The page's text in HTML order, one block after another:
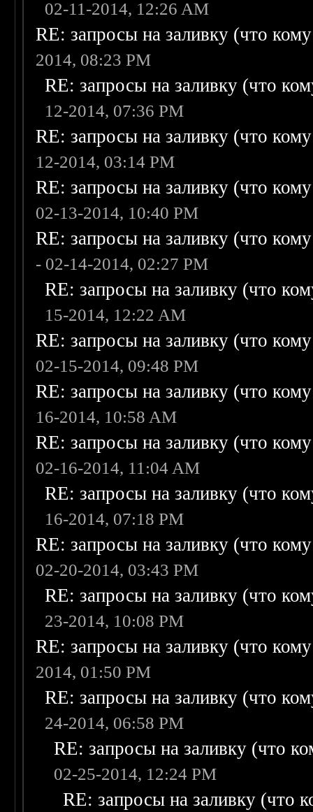
02-11-2014, 12:26 AM
RE: запросы на заливку (что
2014, 08:23 PM
RE: запросы на заливку (что
12-2014, 07:36 PM
RE: запросы на заливку (что
12-2014, 03:14 PM
RE: запросы на заливку (что
02-13-2014, 10:40 PM
RE: запросы на заливку (что
- 02-14-2014, 02:27 PM
RE: запросы на заливку (что
15-2014, 12:22 AM
RE: запросы на заливку (что
02-15-2014, 09:48 PM
RE: запросы на заливку (что
16-2014, 10:58 AM
RE: запросы на заливку (что
02-16-2014, 11:04 AM
RE: запросы на заливку (что
16-2014, 07:18 PM
RE: запросы на заливку (что
02-20-2014, 03:43 PM
RE: запросы на заливку (что
23-2014, 10:08 PM
RE: запросы на заливку (что
2014, 01:50 PM
RE: запросы на заливку (что
24-2014, 06:58 PM
RE: запросы на заливку (что
02-25-2014, 12:24 PM
RE: запросы на заливку (что